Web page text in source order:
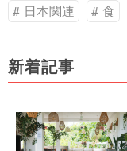
日本関連 食
新着記事